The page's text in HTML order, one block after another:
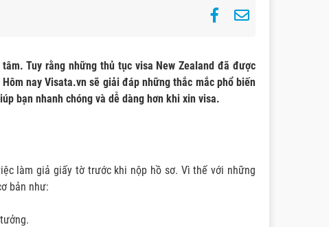
Tuy rằng những thủ tục visa New Zealand đã được
nay Visata.vn sẽ giải đáp những thắc mắc phổ biến
bạn nhanh chóng và dễ dàng hơn khi xin visa.
làm giả giấy tờ trước khi nộp hồ sơ. Vì thế với những
bản như: